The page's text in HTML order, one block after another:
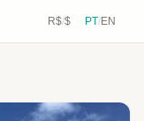
R$/$ PT/EN